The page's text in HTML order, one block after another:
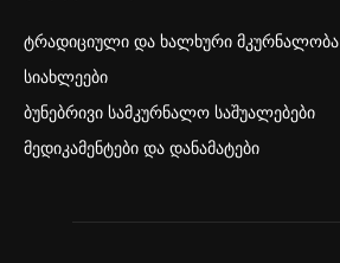
ტრადიციული და ხალხური მკურნალობა
სიახლეები
ბუნებრივი სამკურნალო საშუალებები
მედიკამენტები და დანამატები